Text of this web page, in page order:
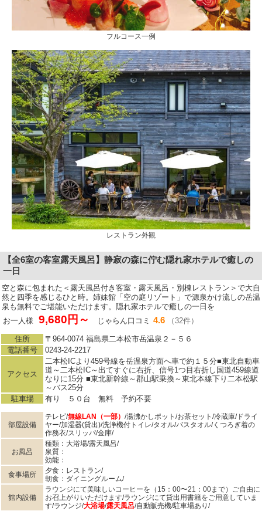
フルコース一例
レストラン外観
【全6室の客室露天風呂】静寂の森に佇む隠れ家ホテルで癒しの
一日
空と森に包まれた＜露天風呂付き客室・露天風呂・別棟レストラン＞で大自
然と四季を感じるひと時。姉妹館「空の庭リゾート」で源泉かけ流しの岳温
泉も無料でご堪能いただけます。隠れ家ホテルで癒しの一日を
お一人様
9,680円～ じゃらん口コミ 4.6 （32件）
住所
〒964-0074 福島県二本松市岳温泉２－５６
電話番号
0243-24-2217
アクセス
二本松ICより459号線を岳温泉方面へ車で約１５分■東北自動車
道～二本松IC～出てすぐに右折、信号1つ目右折し国道459線道
なりに15分 ■東北新幹線～郡山駅乗換～東北本線下り二本松駅
～バス25分
駐車場
有り ５０台 無料 予約不要
部屋設備
テレビ/無線LAN（一部） /湯沸かしポット/お茶セット/冷蔵庫/ドライ
ヤー/加湿器(貸出)/洗浄機付トイレ/タオル/バスタオル/くつろぎ着の
作務衣/スリッパ/金庫/
お風呂
種類：大浴場/露天風呂/
泉質：
効能：
食事場所
夕食：レストラン/
朝食：ダイニングルーム/
館内設備
ラウンジにて美味しいコーヒーを（15：00〜21：00まで）ご自由に
お召上がりいただけます/ラウンジにて貸出用書籍をご用意していま
す/ラウンジ/大浴場/露天風呂/自動販売機/駐車場あり/